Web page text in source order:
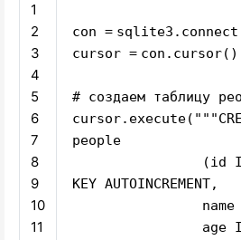
1
2
3
4
5
6
7
8
9
10
11
con =
cursor = con.cursor()
# создаем таблицу
cursor.execute(
people
(id
KEY AUTOINCREMENT,
name
age